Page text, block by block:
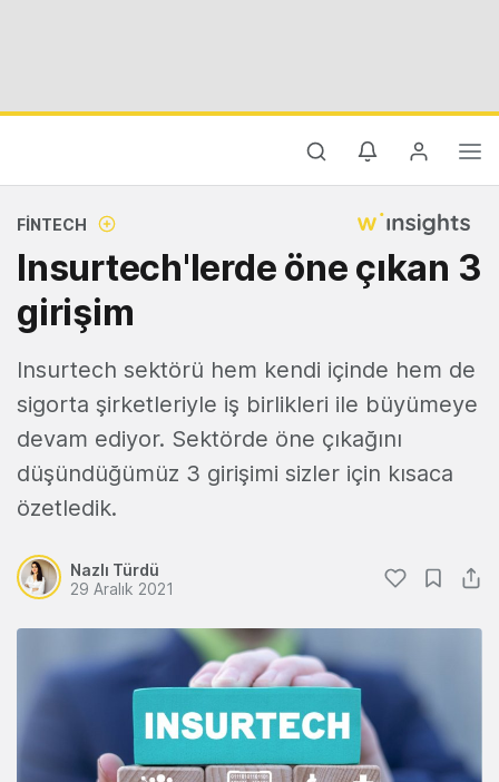
FINTECH
Insurtech'lerde öne çıkan 3
girişim
Insurtech sektörü hem kendi içinde hem de
sigorta şirketleriyle iş birlikleri ile büyümeye
devam ediyor. Sektörde öne çıkağını
düşündüğümüz 3 girişimi sizler için kısaca
özetledik.
Nazlı Türdü
29 Aralık 2021